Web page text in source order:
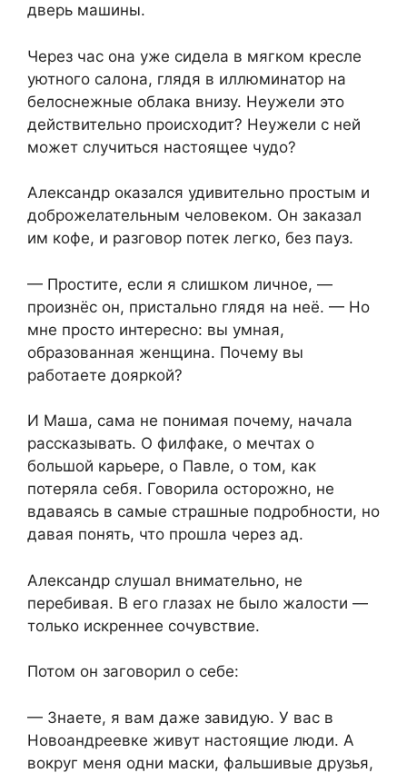
дверь машины.
Через час она уже сидела в мягком кресле
уютного салона, глядя в иллюминатор на
белоснежные облака внизу. Неужели это
действительно происходит? Неужели с ней
может случиться настоящее чудо?
Александр оказался удивительно простым и
доброжелательным человеком. Он заказал
им кофе, и разговор потек легко, без пауз.
— Простите, если я слишком личное, —
произнёс он, пристально глядя на неё. — Но
мне просто интересно: вы умная,
образованная женщина. Почему вы
работаете дояркой?
И Маша, сама не понимая почему, начала
рассказывать. О филфаке, о мечтах о
большой карьере, о Павле, о том, как
потеряла себя. Говорила осторожно, не
вдаваясь в самые страшные подробности, но
давая понять, что прошла через ад.
Александр слушал внимательно, не
перебивая. В его глазах не было жалости —
только искреннее сочувствие.
Потом он заговорил о себе:
— Знаете, я вам даже завидую. У вас в
Новоандреевке живут настоящие люди. А
вокруг меня одни маски, фальшивые друзья,